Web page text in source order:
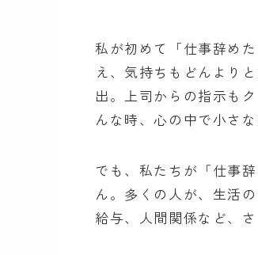
私が初めて「仕事辞め
え、気持ちもどんより
出。上司からの指示も
んな時、心の中で小さ
でも、私たちが「仕事
ん。多くの人が、生活
給与、人間関係など、